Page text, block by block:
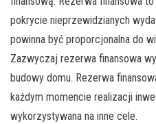
pokrycie nieprzewidzianych
powinna być proporcjonalna do
Zazwyczaj rezerwa finansowa
budowy domu. Rezerwa
każdym momencie realizacji
wykorzystywana na inne cele.